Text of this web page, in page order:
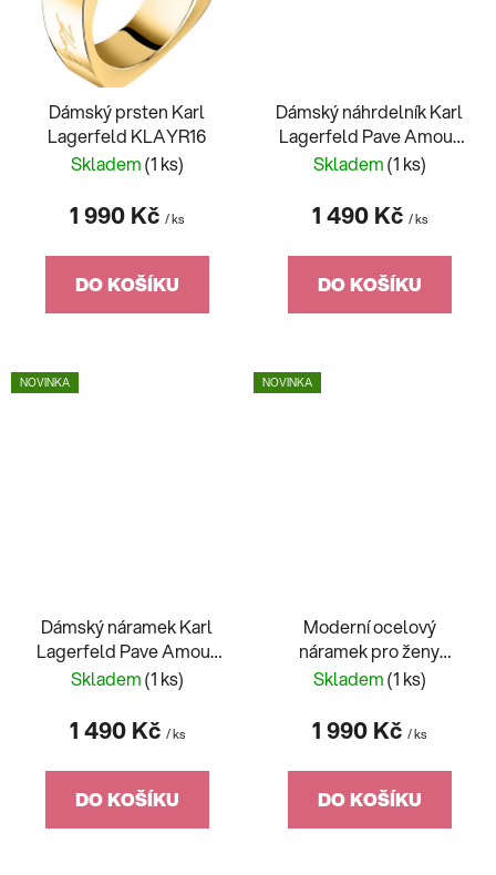
Dámský prsten Karl
Lagerfeld KLAYR16
Skladem(1 ks)
1 990 Kč / ks
DO KOŠÍKU
Dámský náhrdelník Karl
Lagerfeld Pave Amour
KLBJW03
Skladem(1 ks)
1 490 Kč / ks
DO KOŠÍKU
NOVINKA
Dámský náramek Karl
Lagerfeld Pave Amour
KLBJW06
Skladem(1 ks)
1 490 Kč / ks
DO KOŠÍKU
NOVINKA
Moderní ocelový
náramek pro ženy
Crystals KLAYC31
Skladem(1 ks)
1 990 Kč / ks
DO KOŠÍKU